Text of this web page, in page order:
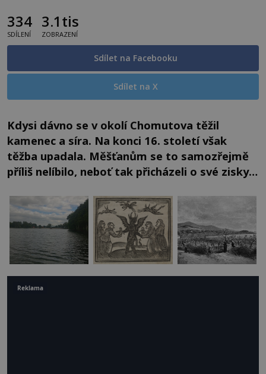
334
SDÍLENÍ
3.1tis
ZOBRAZENÍ
Sdílet na Facebooku
Sdílet na X
Kdysi dávno se v okolí Chomutova těžil
kamenec a síra. Na konci 16. století však
těžba upadala. Měšťanům se to samozřejmě
příliš nelíbilo, neboť tak přicházeli o své zisky…
Reklama